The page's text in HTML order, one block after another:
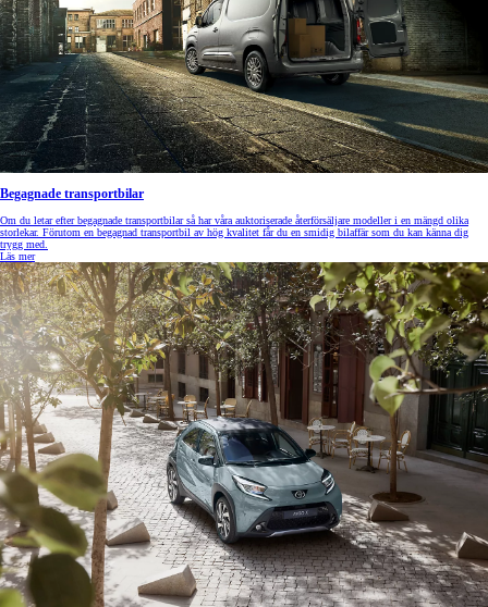
Begagnade transportbilar
Om du letar efter begagnade transportbilar så har våra auktoriserade återförsäljare modeller i en mängd olika
storlekar. Förutom en begagnad transportbil av hög kvalitet får du en smidig bilaffär som du kan känna dig
trygg med.
Läs mer